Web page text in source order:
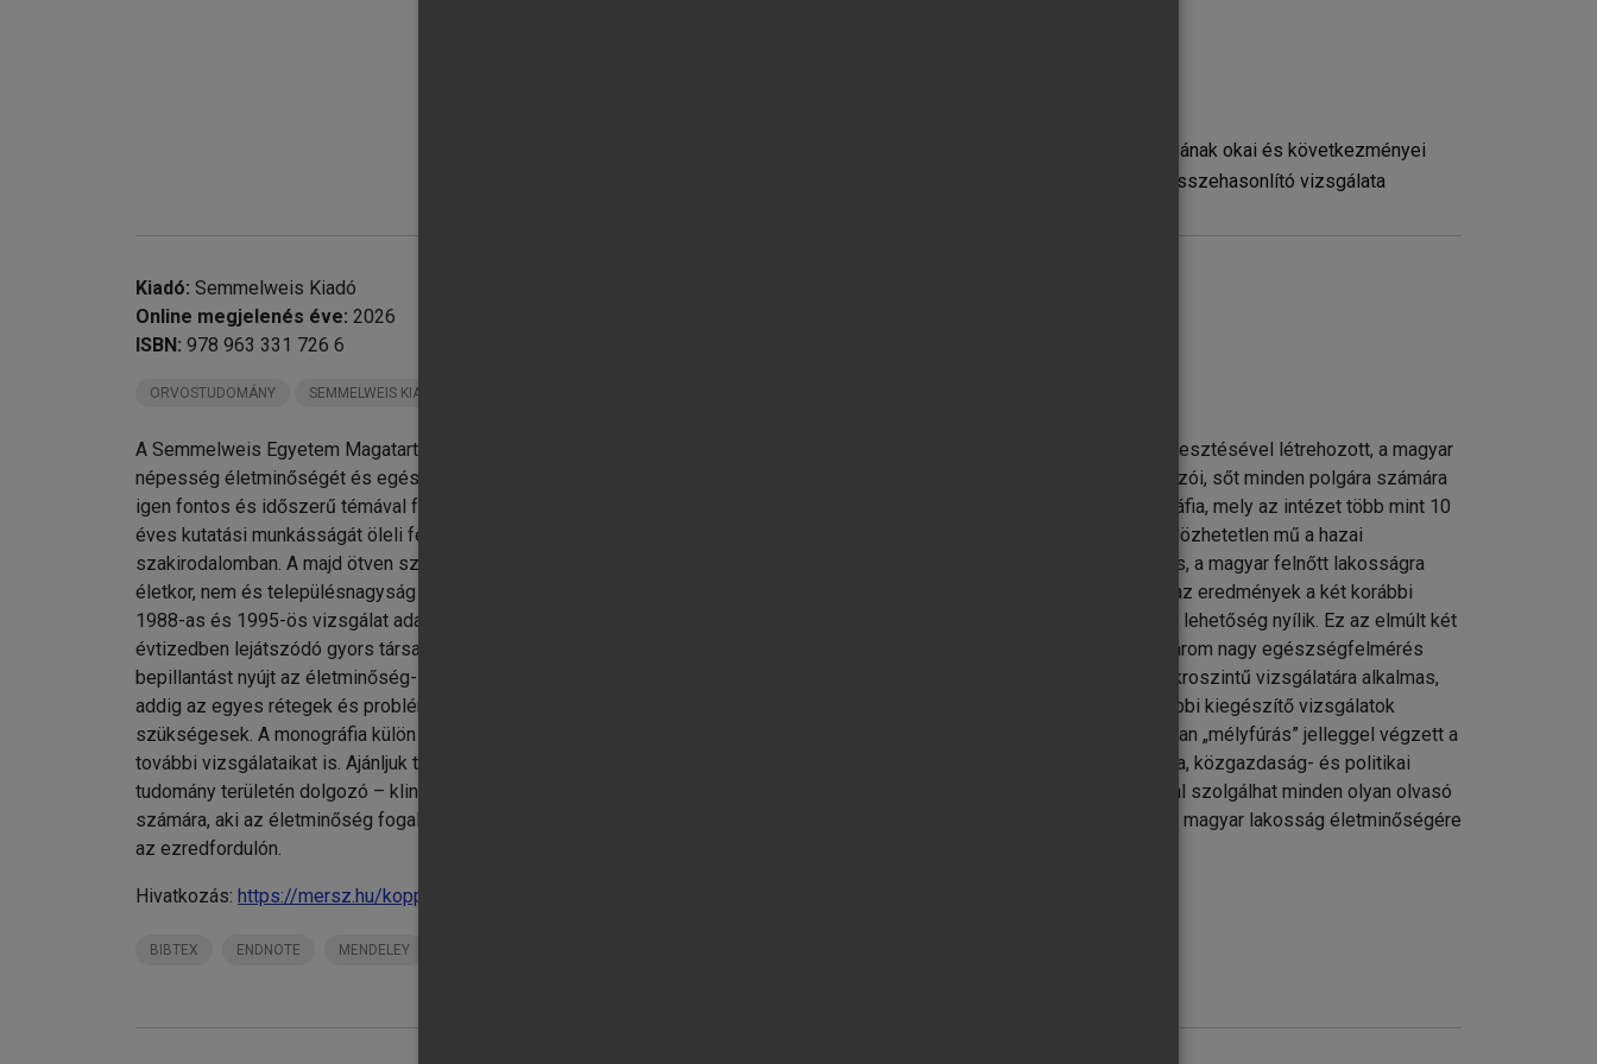
5.3.4. A gettószerű elkülönültségben élő fiatalkorú romák gyermekvállalásának okai és következményei
5.3.5. Rokkantnyugdíjasok és nem rokkantnyugdíjasok életminőségének összehasonlító vizsgálata
Kiadó: Semmelweis Kiadó
Online megjelenés éve: 2026
ISBN: 978 963 331 726 6
ORVOSTUDOMÁNY SEMMELWEIS KIADÓ KÖNYVEI
A Semmelweis Egyetem Magatartástudományi Intézetének tudományos iskolája által, Kopp Mária, Kovács Mónika Erika szerkesztésével létrehozott, a magyar
népesség életminőségét és egészségét bemutató monográfiája a XXI. század orvosa, egészségügyi szakembere, döntéshozói, sőt minden polgára számára
igen fontos és időszerű témával foglalkozik, az egészéggel, betegségekkel kapcsolatos életminőség kérdésével. A monográfia, mely az intézet több mint 10
éves kutatási munkásságát öleli fel, kiegészítve azt a témával kapcsolatos nemzetközi eredményekkel, egyedülálló és nélkülözhetetlen mű a hazai
szakirodalomban. A majd ötven szerzős monográfiában bemutatásra kerülő eredmények zöme a Hungarostudy 2002 országos, a magyar felnőtt lakosságra
életkor, nem és településnagyság szerint reprezentatív egészségfelmérésen alapul. Ugyanakkor számos tényező esetében az eredmények a két korábbi
1988-as és 1995-ös vizsgálat adataival is kiegészülnek, így összehasonlításra, longitudinális összefüggések vizsgálatára is lehetőség nyílik. Ez az elmúlt két
évtizedben lejátszódó gyors társadalmi változások hatásainak értékelése szempontjából különös jelentőséggel bír. Amíg a három nagy egészségfelmérés
bepillantást nyújt az életminőség- és egészségmutatók és azok sokrétű – többváltozós összefüggéseinek társadalmi – makroszintű vizsgálatára alkalmas,
addig az egyes rétegek és problémakörökre jellemző specifikus, mélyebb – mikroszintű – összefüggések elemzésére további kiegészítő vizsgálatok
szükségesek. A monográfia külön erőssége, hogy számos fejezetben a tudományos iskola kutatói bemutatják az adott témában „mélyfúrás” jelleggel végzett a
további vizsgálataikat is. Ajánljuk tehát a könyvet az egészségügy, pszichológia, szociológia, antropológia, bioetika, pedagógia, közgazdaság- és politikai
tudomány területén dolgozó – klinikai, kutató és oktató munkát végző és döntéshozó – szakembernek. Hasznos információval szolgálhat minden olyan olvasó
számára, aki az életminőség fogalmát, indikátorait, meghatározóit szeretné megismerni, munkájában felhasználni, s kiváncsi a magyar lakosság életminőségére
az ezredfordulón.
Hivatkozás: https://mersz.hu/kopp-kovacs-a-magyar-nepesseg-eletminosege-az-ezredfordulon//
BIBTEX ENDNOTE MENDELEY